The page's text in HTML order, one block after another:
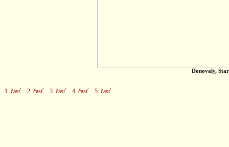
Donovaly,
1. časť 2. časť 3. časť 4. časť 5. časť